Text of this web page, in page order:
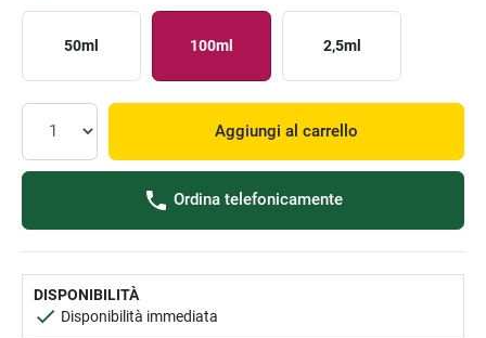
50ml 100ml 2,5ml
Aggiungi al carrello
Ordina telefonicamente
DISPONIBILITÀ
Disponibilità immediata